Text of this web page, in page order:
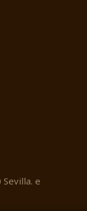
e